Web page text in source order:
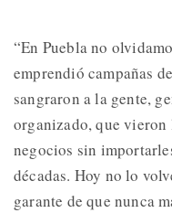
“En Puebla no
emprendió campañas
sangraron a la gente,
organizado, que
negocios sin
décadas. Hoy no lo
garante de que nunca